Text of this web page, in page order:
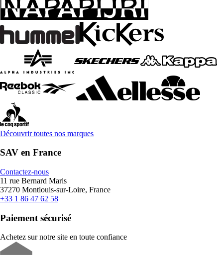
Découvrir toutes nos marques
SAV en France
Contactez-nous
11 rue Bernard Maris
37270 Montlouis-sur-Loire, France
+33 1 86 47 62 58
Paiement sécurisé
Achetez sur notre site en toute confiance